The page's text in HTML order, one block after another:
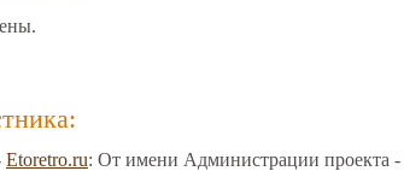
Etoretro.ru: От имени Администрации проекта